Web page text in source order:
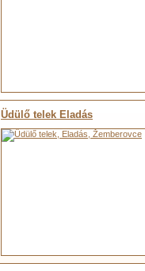
Üdülő telek Eladás